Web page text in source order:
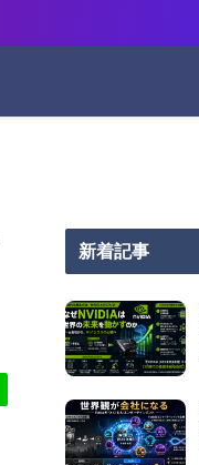
新着記事